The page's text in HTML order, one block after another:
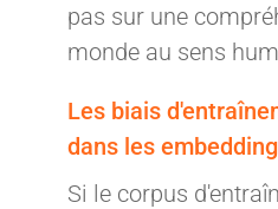
pas sur une
monde au sens
Les biais
dans les
Si le corpus